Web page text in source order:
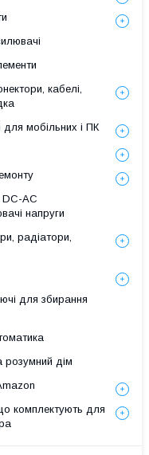
кабелі,
для мобільних і ПК
DC-AC
напруги
радіатори,
для збирання
розумний дім
комплектують для